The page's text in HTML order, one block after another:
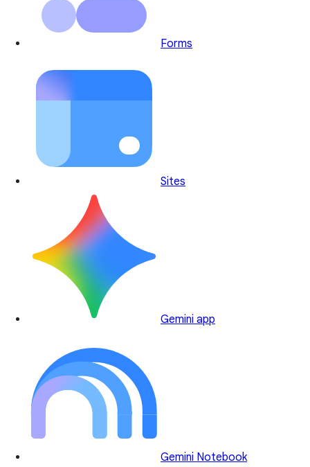
Forms
Sites
Gemini app
Gemini Notebook